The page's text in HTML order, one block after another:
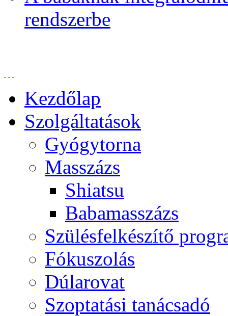
rendszerbe
Kezdőlap
Szolgáltatások
Gyógytorna
Masszázs
Shiatsu
Babamasszázs
Szülésfelkészítő
Fókuszolás
Dúlarovat
Szoptatási tanácsadó